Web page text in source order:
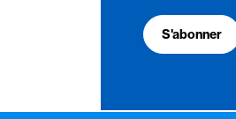
S'abonner